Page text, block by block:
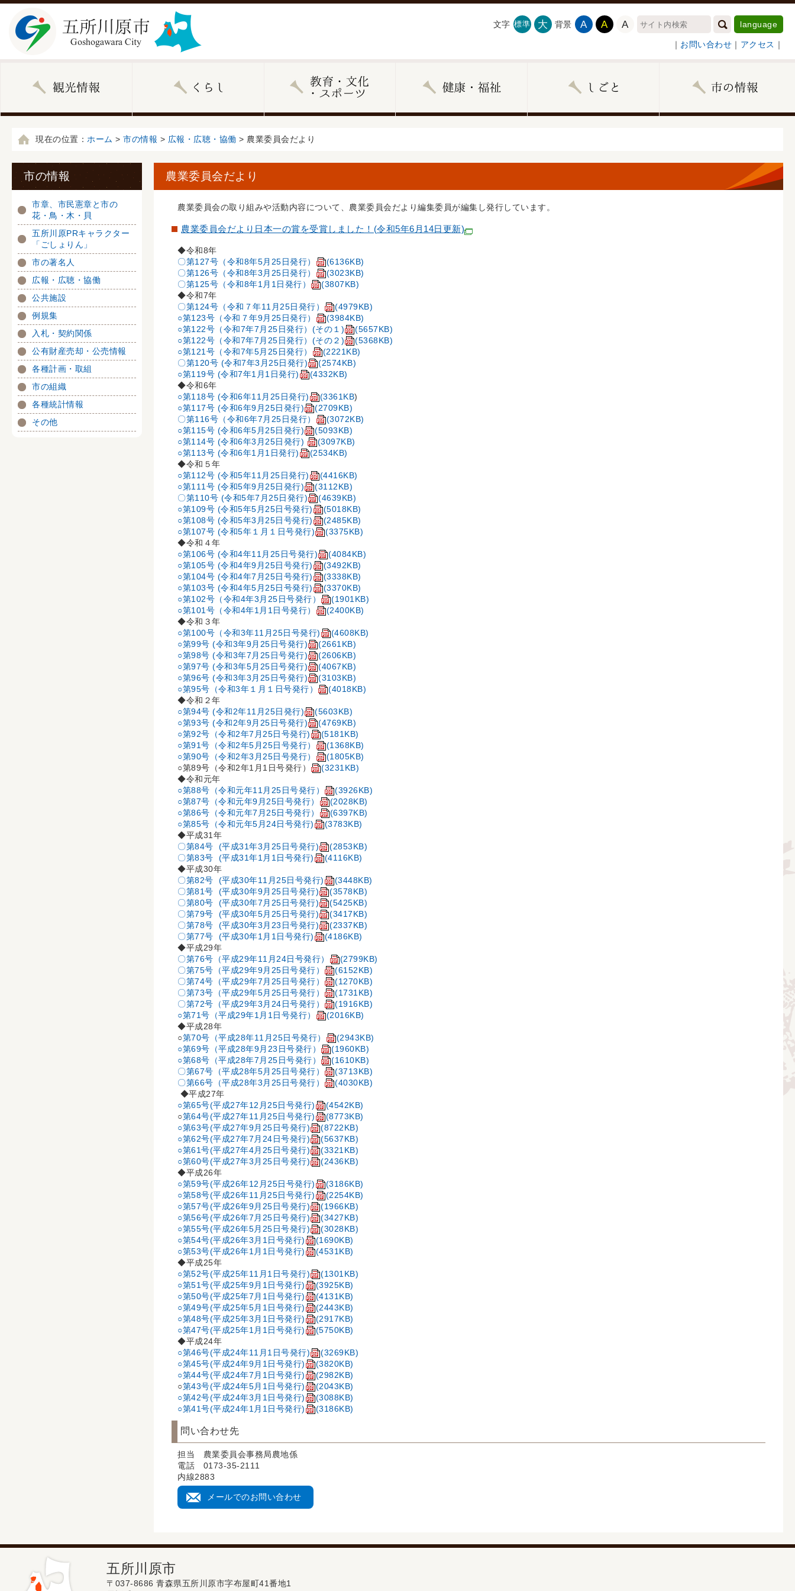
文字 標準 大 背景 A A A language
｜ お問い合わせ ｜ アクセス ｜
現在の位置： ホーム > 市の情報 > 広報・広聴・協働 > 農業委員会だより
農業委員会だより
農業委員会の取り組みや活動内容について、農業委員会だより編集委員が編集し発行しています。
農業委員会だより日本一の賞を受賞しました！(令和5年6月14日更新)
◆令和8年
〇第127号（令和8年5月25日発行）
(6136KB)
〇第126号（令和8年3月25日発行）
(3023KB)
〇第125号（令和8年1月1日発行）
(3807KB)
◆令和7年
〇第124号（令和７年11月25日発行）
(4979KB)
○第123号（令和７年9月25日発行）
(3984KB)
○第122号（令和7年7月25日発行）(その１)
(5657KB)
○第122号（令和7年7月25日発行）(その２)
(5368KB)
○第121号（令和7年5月25日発行）
(2221KB)
〇第120号 (令和7年3月25日発行)
(2574KB)
○第119号 (令和7年1月1日発行)
(4332KB)
◆令和6年
○第118号 (令和6年11月25日発行)
(3361KB)
○第117号 (令和6年9月25日発行)
(2709KB)
〇第116号（令和6年7月25日発行）
(3072KB)
○第115号 (令和6年5月25日発行)
(5093KB)
○第114号 (令和6年3月25日発行)
(3097KB)
○第113号 (令和6年1月1日発行)
(2534KB)
◆令和５年
○第112号 (令和5年11月25日発行)
(4416KB)
○第111号 (令和5年9月25日発行)
(3112KB)
〇第110号 (令和5年7月25日発行)
(4639KB)
○第109号 (令和5年5月25日号発行)
(5018KB)
○第108号 (令和5年3月25日号発行)
(2485KB)
○第107号 (令和5年１月１日号発行)
(3375KB)
◆令和４年
○第106号 (令和4年11月25日号発行)
(4084KB)
○第105号 (令和4年9月25日号発行)
(3492KB)
○第104号 (令和4年7月25日号発行)
(3338KB)
○第103号 (令和4年5月25日号発行)
(3370KB)
○第102号（令和4年3月25日号発行）
(1901KB)
○第101号（令和4年1月1日号発行）
(2400KB)
◆令和３年
○第100号（令和3年11月25日号発行)
(4608KB)
○第99号 (令和3年9月25日号発行)
(2661KB)
○第98号 (令和3年7月25日号発行)
(2606KB)
○第97号 (令和3年5月25日号発行)
(4067KB)
○第96号 (令和3年3月25日号発行)
(3103KB)
○第95号（令和3年１月１日号発行）
(4018KB)
◆令和２年
○第94号 (令和2年11月25日発行)
(5603KB)
○第93号 (令和2年9月25日号発行)
(4769KB)
○第92号（令和2年7月25日号発行)
(5181KB)
○第91号（令和2年5月25日号発行）
(1368KB)
○第90号（令和2年3月25日号発行）
(1805KB)
○第89号（令和2年1月1日号発行）
(3231KB)
◆令和元年
○第88号（令和元年11月25日号発行）
(3926KB)
○第87号（令和元年9月25日号発行）
(2028KB)
○第86号（令和元年7月25日号発行）
(6397KB)
○第85号（令和元年5月24日号発行)
(3783KB)
◆平成31年
〇第84号 (平成31年3月25日号発行)
(2853KB)
〇第83号 (平成31年1月1日号発行)
(4116KB)
◆平成30年
〇第82号 (平成30年11月25日号発行)
(3448KB)
〇第81号 (平成30年9月25日号発行)
(3578KB)
〇第80号 (平成30年7月25日号発行)
(5425KB)
〇第79号 (平成30年5月25日号発行)
(3417KB)
〇第78号 (平成30年3月23日号発行)
(2337KB)
〇第77号 (平成30年1月1日号発行)
(4186KB)
◆平成29年
〇第76号（平成29年11月24日号発行）
(2799KB)
〇第75号（平成29年9月25日号発行）
(6152KB)
〇第74号（平成29年7月25日号発行）
(1270KB)
〇第73号（平成29年5月25日号発行）
(1731KB)
〇第72号（平成29年3月24日号発行）
(1916KB)
○第71号（平成29年1月1日号発行）
(2016KB)
◆平成28年
○第70号（平成28年11月25日号発行）
(2943KB)
○第69号（平成28年9月23日号発行）
(1960KB)
○第68号（平成28年7月25日号発行）
(1610KB)
〇第67号（平成28年5月25日号発行）
(3713KB)
〇第66号（平成28年3月25日号発行）
(4030KB)
◆平成27年
○第65号(平成27年12月25日号発行)
(4542KB)
○第64号(平成27年11月25日号発行)
(8773KB)
○第63号(平成27年9月25日号発行)
(8722KB)
○第62号(平成27年7月24日号発行)
(5637KB)
○第61号(平成27年4月25日号発行)
(3321KB)
○第60号(平成27年3月25日号発行)
(2436KB)
◆平成26年
○第59号(平成26年12月25日号発行)
(3186KB)
○第58号(平成26年11月25日号発行)
(2254KB)
○第57号(平成26年9月25日号発行)
(1966KB)
○第56号(平成26年7月25日号発行)
(3427KB)
○第55号(平成26年5月25日号発行)
(3028KB)
○第54号(平成26年3月1日号発行)
(1690KB)
○第53号(平成26年1月1日号発行)
(4531KB)
◆平成25年
○第52号(平成25年11月1日号発行)
(1301KB)
○第51号(平成25年9月1日号発行)
(3925KB)
○第50号(平成25年7月1日号発行)
(4131KB)
○第49号(平成25年5月1日号発行)
(2443KB)
○第48号(平成25年3月1日号発行)
(2917KB)
○第47号(平成25年1月1日号発行)
(5750KB)
◆平成24年
○第46号(平成24年11月1日号発行)
(3269KB)
○第45号(平成24年9月1日号発行)
(3820KB)
○第44号(平成24年7月1日号発行)
(2982KB)
○第43号(平成24年5月1日号発行)
(2043KB)
○第42号(平成24年3月1日号発行)
(3088KB)
○第41号(平成24年1月1日号発行)
(3186KB)
問い合わせ先
担当 農業委員会事務局農地係
電話 0173-35-2111
内線2883
メールでのお問い合わせ
市の情報
市章、市民憲章と市の
花・鳥・木・貝
五所川原PRキャラクター
「ごしょりん」
市の著名人
広報・広聴・協働
公共施設
例規集
入札・契約関係
公有財産売却・公売情報
各種計画・取組
市の組織
各種統計情報
その他
五所川原市
〒037-8686 青森県五所川原市字布屋町41番地1